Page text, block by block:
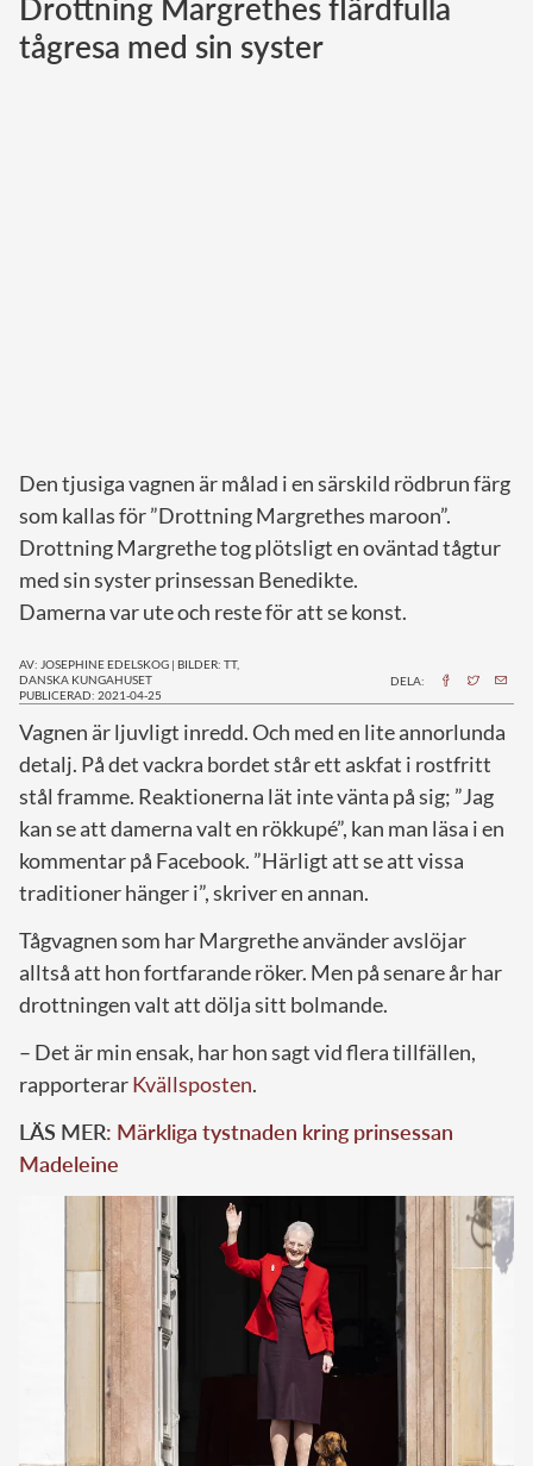
Norska kungahuset
Drottning Margrethes flärdfulla
tågresa med sin syster
Den tjusiga vagnen är målad i en särskild rödbrun färg
som kallas för ”Drottning Margrethes maroon”.
Drottning Margrethe tog plötsligt en oväntad tågtur
med sin syster prinsessan Benedikte.
Damerna var ute och reste för att se konst.
AV: JOSEPHINE EDELSKOG | BILDER: TT,
DANSKA KUNGAHUSET
PUBLICERAD: 2021-04-25
DELA:
Vagnen är ljuvligt inredd. Och med en lite annorlunda
detalj. På det vackra bordet står ett askfat i rostfritt
stål framme. Reaktionerna lät inte vänta på sig; ”Jag
kan se att damerna valt en rökkupé”, kan man läsa i en
kommentar på Facebook. ”Härligt att se att vissa
traditioner hänger i”, skriver en annan.
Tågvagnen som har Margrethe använder avslöjar
alltså att hon fortfarande röker. Men på senare år har
drottningen valt att dölja sitt bolmande.
– Det är min ensak, har hon sagt vid flera tillfällen,
rapporterarKvällsposten.
LÄS MER: Märkliga tystnaden kring prinsessan
Madeleine